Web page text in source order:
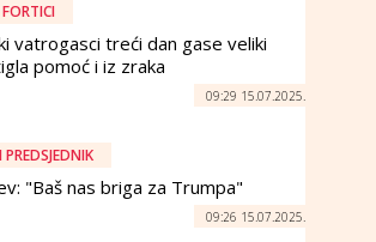
vatrogasci treći dan gase veliki
pomoć i iz zraka
09:29 15.07.2025.
PREDSJEDNIK
"Baš nas briga za Trumpa"
09:26 15.07.2025.